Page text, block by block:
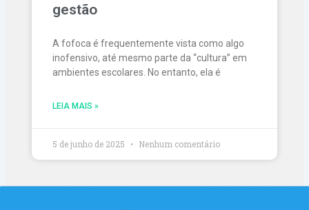
gestão
A fofoca é frequentemente vista como algo
inofensivo, até mesmo parte da “cultura” em
ambientes escolares. No entanto, ela é
LEIA MAIS »
5 de junho de 2025 Nenhum comentário